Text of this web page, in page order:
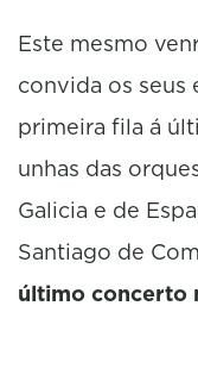
Este mesmo
convida os seus
primeira fila á
unhas das
Galicia e de
Santiago de
último concerto